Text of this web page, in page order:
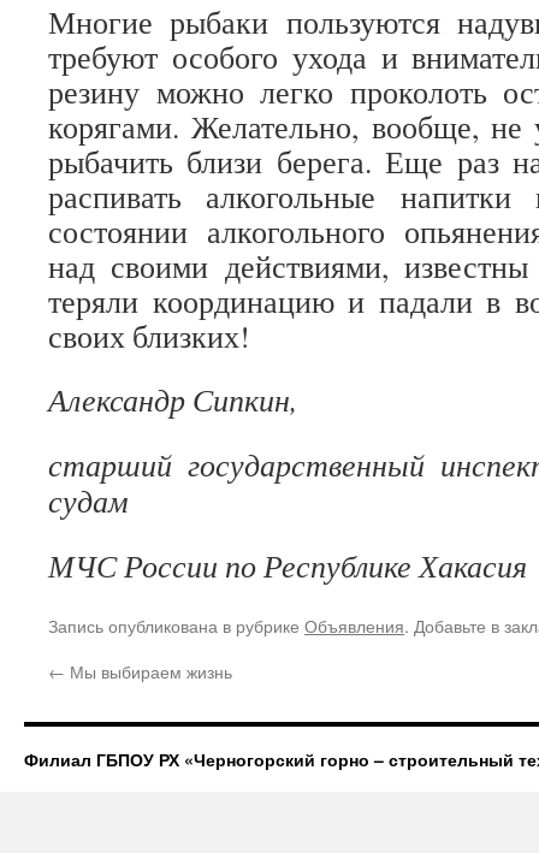
Многие рыбаки пользуются
требуют особого ухода и
резину можно легко проколоть
корягами. Желательно, вообще, не
рыбачить близи берега. Еще раз
распивать алкогольные
состоянии алкогольного
над своими действиями,
теряли координацию и падали в
своих близких!
Александр Сипкин,
старший государственный
судам
МЧС России по Республике Хакасия
Запись опубликована в рубрике Объявления. Добавьте в
← Мы выбираем жизнь
Филиал ГБПОУ РХ «Черногорский горно – строительный